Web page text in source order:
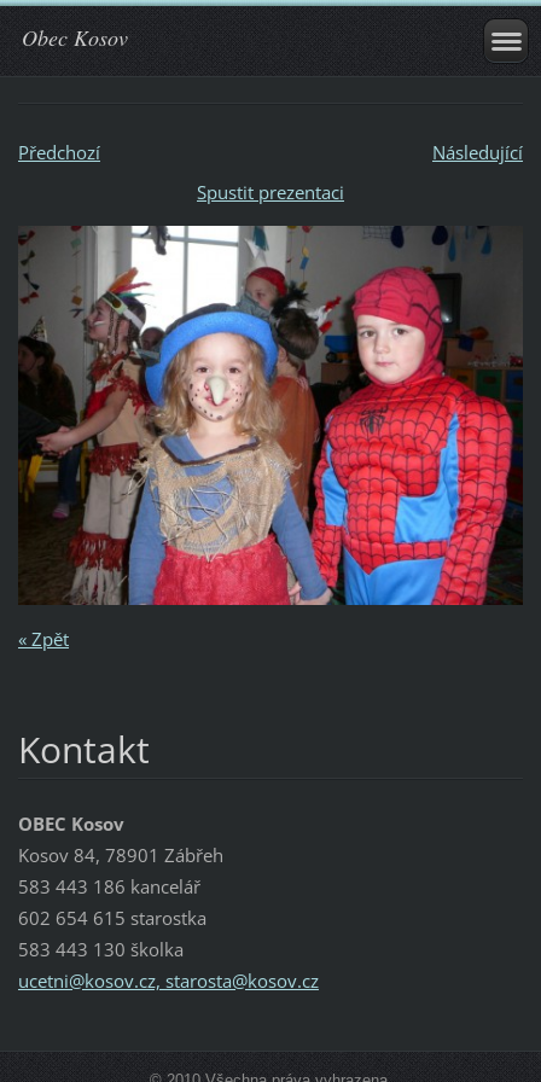
Obec Kosov
Předchozí
Následující
Spustit prezentaci
« Zpět
Kontakt
OBEC Kosov
Kosov 84, 78901 Zábřeh
583 443 186 kancelář
602 654 615 starostka
583 443 130 školka
ucetni@kosov.cz, starosta@kosov.cz